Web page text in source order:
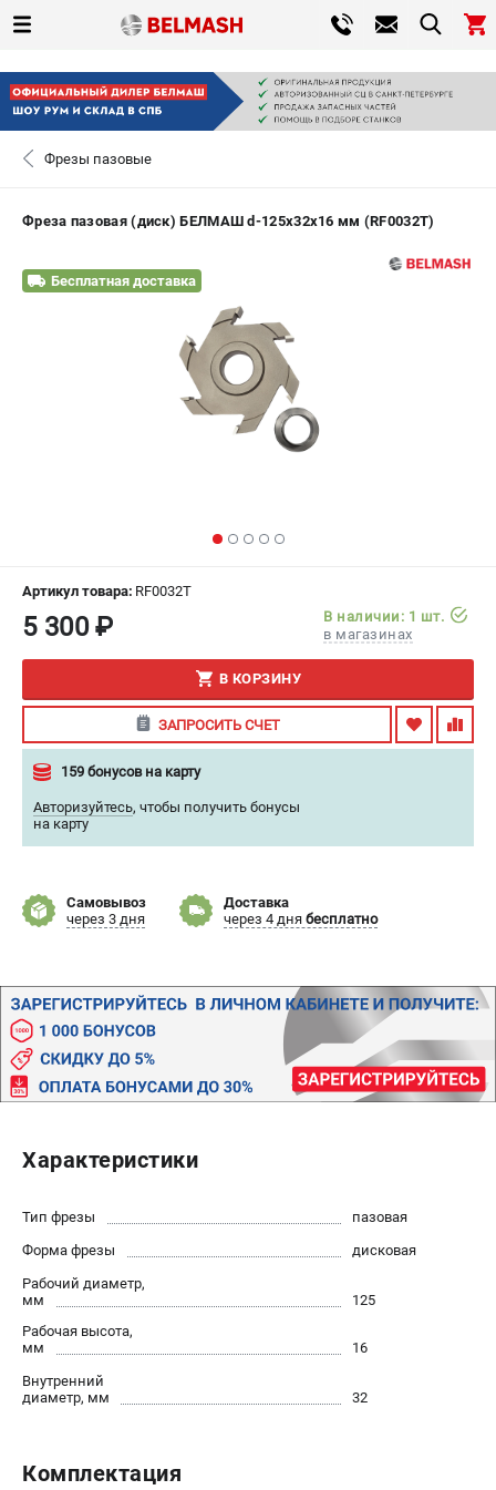
СЕРВИС
САНКТ-ПЕТЕРБУРГ
0
Сервисный центр
Гарантия
Правила обмена и возврата
ИНФОРМАЦИЯ
Контакты
Способы оплаты
О бренде
Политика обработки персональных данных
Новости
Бонусная программа
Как нас найти
Комбинированные станки
Ленточнопильные станки
Сверлильные станки
Стружкоотсосы
Фуговальные станки
Циркулярные станки
Шлифовальные станки
ДОПОЛНИТЕЛЬНОЕ ОБОРУДОВАНИЕ
Фрезы пазовые
Фреза пазовая (диск) БЕЛМАШ d-125х32х16 мм (RF0032T)
Бесплатная доставка
Артикул товара: RF0032T
5 300 ₽
В наличии: 1 шт.
в магазинах
В КОРЗИНУ
ЗАПРОСИТЬ СЧЕТ
159 бонусов на карту
Авторизуйтесь, чтобы получить бонусы
на карту
Самовывоз
через 3 дня
Доставка
через 4 дня бесплатно
Характеристики
Тип фрезы
пазовая
Форма фрезы
дисковая
Рабочий диаметр,
мм
125
Рабочая высота,
мм
16
Внутренний
диаметр, мм
32
Комплектация